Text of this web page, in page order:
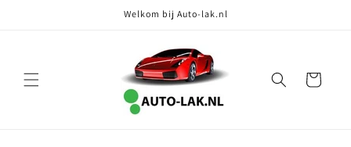
Welkom bij Auto-lak.nl
Winkelwagen